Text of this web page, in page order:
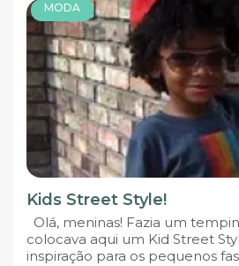
MODA
Kids Street Style!
Olá, meninas! Fazia um
colocava aqui um Kid Street
inspiração para os pequenos